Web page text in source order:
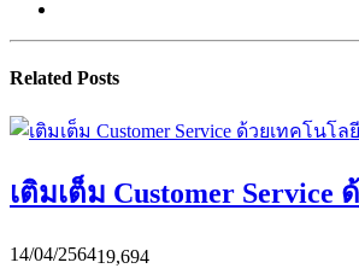
Related Posts
เติมเต็ม Customer Service
14/04/256419,694